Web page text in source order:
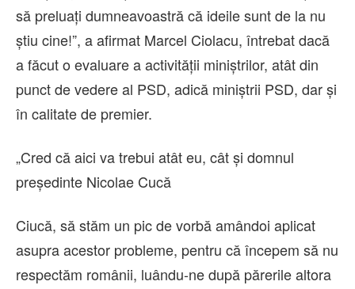
să preluaţi dumneavoastră că ideile sunt de la nu
ştiu cine!”, a afirmat Marcel Ciolacu, întrebat dacă
a făcut o evaluare a activităţii miniştrilor, atât din
punct de vedere al PSD, adică miniştrii PSD, dar şi
în calitate de premier.
„Cred că aici va trebui atât eu, cât şi domnul
preşedinte Nicolae Cucă
Ciucă, să stăm un pic de vorbă amândoi aplicat
asupra acestor probleme, pentru că începem să nu
respectăm românii, luându-ne după părerile altora